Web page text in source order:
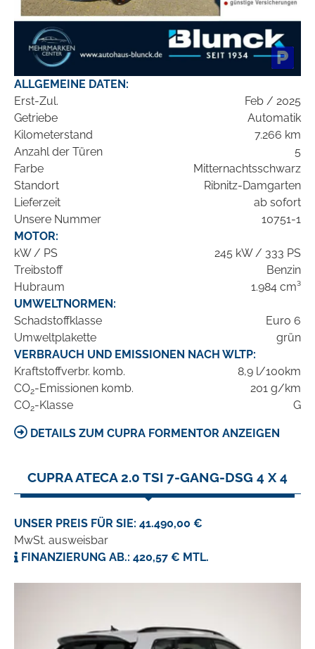
ALLGEMEINE DATEN:
Erst-Zul.
Feb / 2025
Getriebe
Automatik
Kilometerstand
7.266 km
Anzahl der Türen
5
Farbe
Mitternachtsschwarz
Standort
Ribnitz-Damgarten
Lieferzeit
ab sofort
Unsere Nummer
10751-1
MOTOR:
kW / PS
245 kW / 333 PS
Treibstoff
Benzin
Hubraum
1.984 cm³
UMWELTNORMEN:
Schadstoffklasse
Euro 6
Umweltplakette
grün
VERBRAUCH UND EMISSIONEN NACH WLTP:
Kraftstoffverbr. komb.
8,9 l/100km
CO2-Emissionen komb.
201 g/km
CO2-Klasse G
DETAILS ZUM CUPRA FORMENTOR ANZEIGEN
CUPRA ATECA 2.0 TSI 7-GANG-DSG 4 X 4
UNSER PREIS FÜR SIE: 41.490,00 €
MwSt. ausweisbar
FINANZIERUNG AB.: 420,57 € MTL.